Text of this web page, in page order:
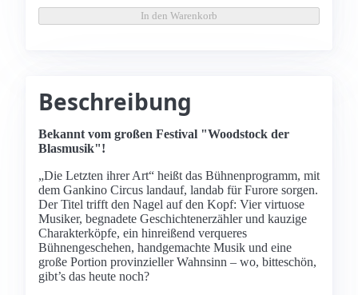
In den Warenkorb
Beschreibung
Bekannt vom großen Festival "Woodstock der
Blasmusik"!
„Die Letzten ihrer Art“ heißt das Bühnenprogramm, mit
dem Gankino Circus landauf, landab für Furore sorgen.
Der Titel trifft den Nagel auf den Kopf: Vier virtuose
Musiker, begnadete Geschichtenerzähler und kauzige
Charakterköpfe, ein hinreißend verqueres
Bühnengeschehen, handgemachte Musik und eine
große Portion provinzieller Wahnsinn – wo, bitteschön,
gibt’s das heute noch?